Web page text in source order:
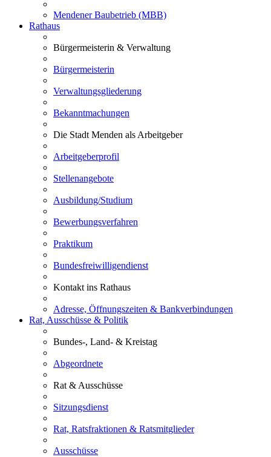
Mendener Baubetrieb (MBB)
Rathaus
Bürgermeisterin & Verwaltung
Bürgermeisterin
Verwaltungsgliederung
Bekanntmachungen
Die Stadt Menden als Arbeitgeber
Arbeitgeberprofil
Stellenangebote
Ausbildung/Studium
Bewerbungsverfahren
Praktikum
Bundesfreiwilligendienst
Kontakt ins Rathaus
Adresse, Öffnungszeiten & Bankverbindungen
Rat, Ausschüsse & Politik
Bundes-, Land- & Kreistag
Abgeordnete
Rat & Ausschüsse
Sitzungsdienst
Rat, Ratsfraktionen & Ratsmitglieder
Ausschüsse